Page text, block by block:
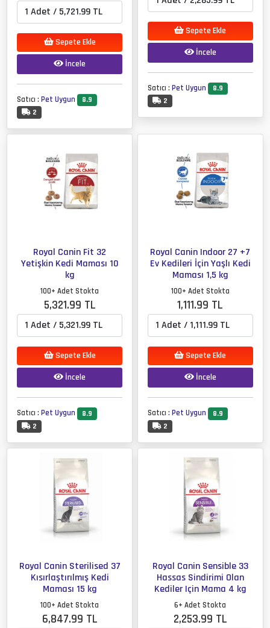
Sepete Ekle
İncele
Satıcı :Pet Uygun
8.9
2
Sepete Ekle
İncele
Satıcı : Pet Uygun
8.9
2
Royal Canin Fit 32
Yetişkin Kedi Maması 10
kg
100+ Adet Stokta
5,321.99 TL
Sepete Ekle
İncele
Satıcı :Pet Uygun
8.9
2
Royal Canin Indoor 27 +7
Ev Kedileri İçin Yaşlı Kedi
Maması 1,5 kg
100+ Adet Stokta
1,111.99 TL
Sepete Ekle
İncele
Satıcı : Pet Uygun
8.9
2
Royal Canin Sterilised 37
Kısırlaştırılmış Kedi
Maması 15 kg
100+ Adet Stokta
6,847.99 TL
Royal Canin Sensible 33
Hassas Sindirimi Olan
Kediler Için Mama 4 kg
6+ Adet Stokta
2,253.99 TL